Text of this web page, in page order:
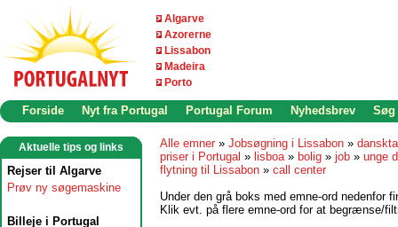
Algarve
Azorerne
Lissabon
Madeira
Porto
Forside Nyt fra Portugal Portugal Forum Nyhedsbrev Søg
Aktuelle tips og links
Rejser til Algarve
Prøv ny søgemaskine
Billeje i Portugal
Alle emner » Jobsøgning i Lissabon »
priser i Portugal » lisboa» bolig » job » unge
flytning til Lissabon » call center
Under den grå boks med emne-ord nedenfor
Klik evt. på flere emne-ord for at begrænse/